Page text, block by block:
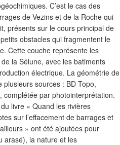
C’est le cas des
de Vezins et de la Roche qui
présents sur le cours principal de
obstacles qui fragmentent le
Cette couche représente les
la Sélune, avec les batiments
électrique. La géométrie de
sources : BD Topo,
complétée par photointerprétation.
livre « Quand les rivières
sur l’effacement de barrages et
» ont été ajoutées pour
arasé), la nature et les